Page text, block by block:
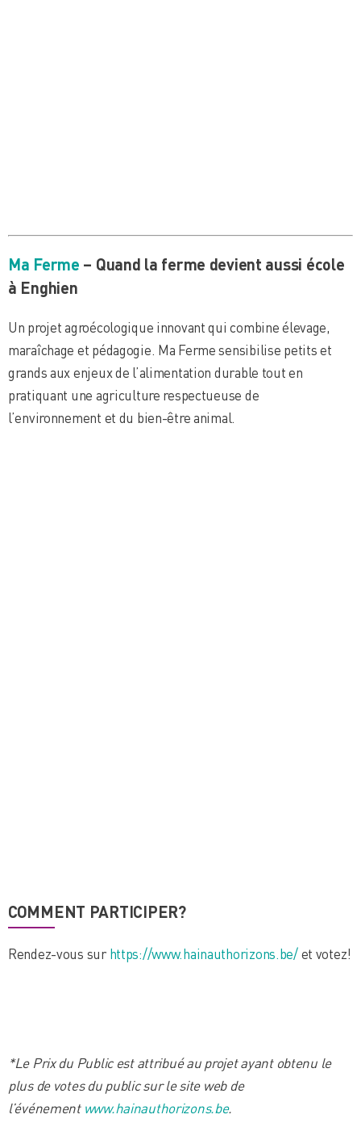
Ma Ferme – Quand la ferme devient aussi école
à Enghien
Un projet agroécologique innovant qui combine élevage,
maraîchage et pédagogie. Ma Ferme sensibilise petits et
grands aux enjeux de l’alimentation durable tout en
pratiquant une agriculture respectueuse de
l’environnement et du bien-être animal.
COMMENT PARTICIPER?
Rendez-vous sur https://www.hainauthorizons.be/et votez!
*Le Prix du Public est attribué au projet ayant obtenu le
plus de votes du public sur le site web de
l’événement www.hainauthorizons.be.